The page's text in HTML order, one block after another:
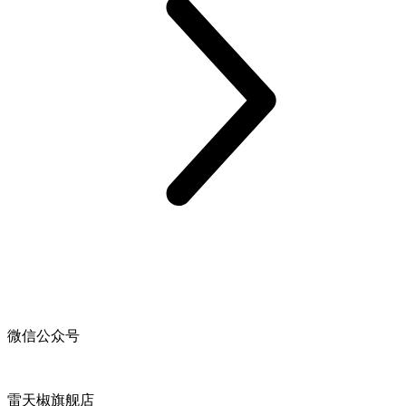
微信公众号
雷天椒旗舰店